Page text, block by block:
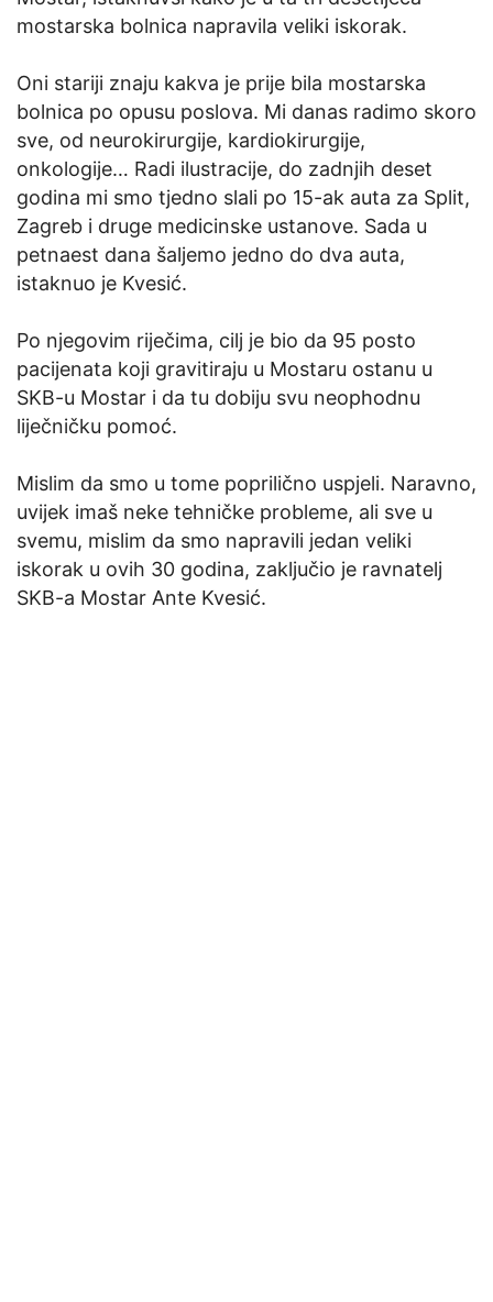
mostarska bolnica napravila veliki iskorak.
Oni stariji znaju kakva je prije bila mostarska
bolnica po opusu poslova. Mi danas radimo skoro
sve, od neurokirurgije, kardiokirurgije,
onkologije… Radi ilustracije, do zadnjih deset
godina mi smo tjedno slali po 15-ak auta za Split,
Zagreb i druge medicinske ustanove. Sada u
petnaest dana šaljemo jedno do dva auta,
istaknuo je Kvesić.
Po njegovim riječima, cilj je bio da 95 posto
pacijenata koji gravitiraju u Mostaru ostanu u
SKB-u Mostar i da tu dobiju svu neophodnu
liječničku pomoć.
Mislim da smo u tome poprilično uspjeli. Naravno,
uvijek imaš neke tehničke probleme, ali sve u
svemu, mislim da smo napravili jedan veliki
iskorak u ovih 30 godina, zaključio je ravnatelj
SKB-a Mostar Ante Kvesić.